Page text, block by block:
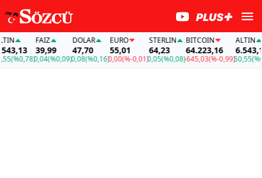
(%0,78)
FAİZ
39,99
0,04(%0,09)
DOLAR
47,70
0,08(%0,16)
EURO
55,01
0,00(%-0,01)
STERLIN
64,23
0,05(%0,08)
BITCOIN
64.223,16
-645,03(%-0,99)
ALTIN
6.543,13
50,55